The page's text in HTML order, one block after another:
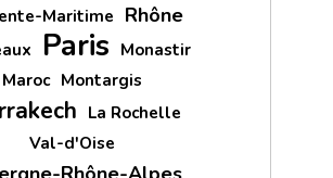
Maritime Rhône
Paris Monastir
Maroc Montargis
La Rochelle
Val-d'Oise